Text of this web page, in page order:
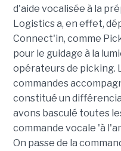
d'aide vocalisée à la
Logistics a, en effet,
Connect'in, comme
pour le guidage à la
opérateurs de picking.
commandes
constitué un
avons basculé toutes
commande vocale 'à
On passe de la